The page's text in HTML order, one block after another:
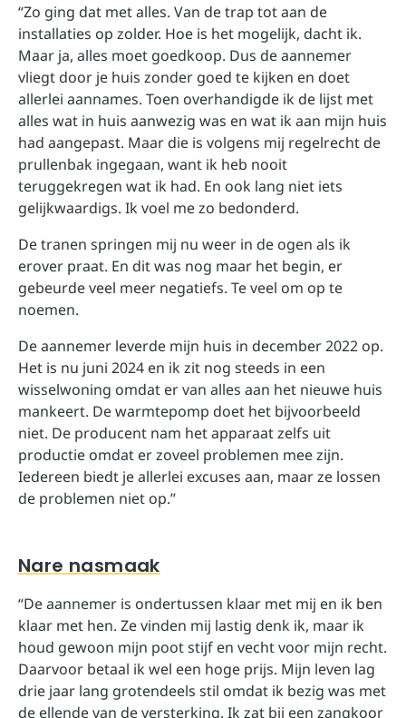
“Zo ging dat met alles. Van de trap tot aan de
installaties op zolder. Hoe is het mogelijk, dacht ik.
Maar ja, alles moet goedkoop. Dus de aannemer
vliegt door je huis zonder goed te kijken en doet
allerlei aannames. Toen overhandigde ik de lijst met
alles wat in huis aanwezig was en wat ik aan mijn huis
had aangepast. Maar die is volgens mij regelrecht de
prullenbak ingegaan, want ik heb nooit
teruggekregen wat ik had. En ook lang niet iets
gelijkwaardigs. Ik voel me zo bedonderd.
De tranen springen mij nu weer in de ogen als ik
erover praat. En dit was nog maar het begin, er
gebeurde veel meer negatiefs. Te veel om op te
noemen.
De aannemer leverde mijn huis in december 2022 op.
Het is nu juni 2024 en ik zit nog steeds in een
wisselwoning omdat er van alles aan het nieuwe huis
mankeert. De warmtepomp doet het bijvoorbeeld
niet. De producent nam het apparaat zelfs uit
productie omdat er zoveel problemen mee zijn.
Iedereen biedt je allerlei excuses aan, maar ze lossen
de problemen niet op.”
Nare nasmaak
“De aannemer is ondertussen klaar met mij en ik ben
klaar met hen. Ze vinden mij lastig denk ik, maar ik
houd gewoon mijn poot stijf en vecht voor mijn recht.
Daarvoor betaal ik wel een hoge prijs. Mijn leven lag
drie jaar lang grotendeels stil omdat ik bezig was met
de ellende van de versterking. Ik zat bij een zangkoor